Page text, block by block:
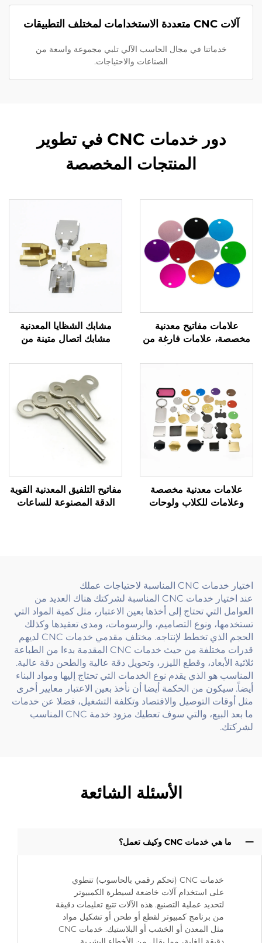
آلات CNC متعددة الاستخدامات لمختلف التطبيقات
خدماتنا في مجال الحاسب الآلي تلبي مجموعة واسعة من
الصناعات والاحتياجات.
دور خدمات CNC في تطوير
المنتجات المخصصة
علامات مفاتيح معدنية
مخصصة، علامات فارغة من
شعار محفور مخصص
مشابك الشظايا المعدنية
مشابك اتصال متينة من
الكهربائية
علامات معدنية مخصصة
وعلامات للكلاب ولوحات
مفاتيح التلفيق المعدنية القوية
الدقة المصنوعة للساعات
اختيار خدمات CNC المناسبة لاحتياجات عملك
عند اختيار خدمات CNC المناسبة لشركتك هناك العديد من
العوامل التي تحتاج إلى أخذها بعين الاعتبار، مثل كمية المواد التي
تستخدمها، ونوع التصاميم، والرسومات، ومدى تعقيدها وكذلك
الحجم الذي تخطط لإنتاجه. مختلف مقدمي خدمات CNC لديهم
قدرات مختلفة من حيث خدمات CNC المقدمة بدءا من الطباعة
ثلاثية الأبعاد، وقطع الليزر، وتحويل دقة عالية والطحن دقة عالية.
المناسب هو الذي يقدم نوع الخدمات التي تحتاج إليها ومواد البناء
أيضاً. سيكون من الحكمة أيضا أن نأخذ بعين الاعتبار معايير أخرى
مثل أوقات التوصيل والاقتصاد وتكلفة التشغيل، فضلا عن خدمات
ما بعد البيع، والتي سوف تعطيك مزود خدمة CNC المناسب
لشركتك.
الأسئلة الشائعة
ما هي خدمات CNC وكيف تعمل؟
خدمات CNC (تحكم رقمي بالحاسوب) تنطوي
على استخدام آلات خاضعة لسيطرة الكمبيوتر
لتحديد عملية التصنيع. هذه الآلات تتبع تعليمات دقيقة
من برنامج كمبيوتر لقطع أو طحن أو تشكيل مواد
مثل المعدن أو الخشب أو البلاستيك. خدمات CNC